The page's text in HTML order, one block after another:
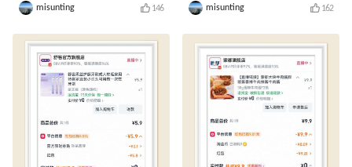
misunting 146 misunting 162